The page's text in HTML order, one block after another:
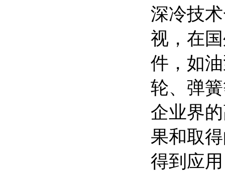
深冷技
视，在
件，如
轮、弹
企业界
果和取
得到应